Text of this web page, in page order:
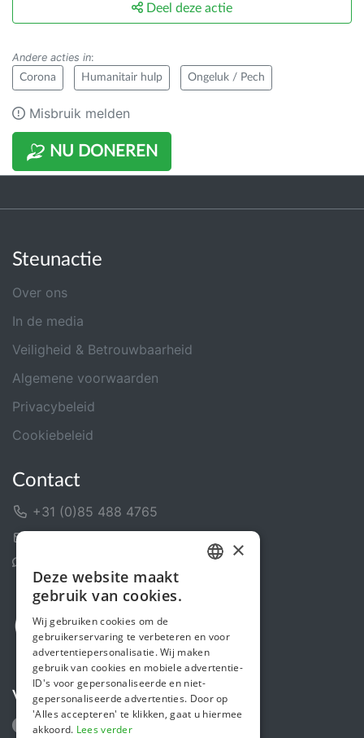
NU DONEREN
Deel deze actie
Andere acties in:
Corona Humanitair hulp Ongeluk / Pech
Misbruik melden
Steunactie
Over ons
In de media
Veiligheid & Betrouwbaarheid
Algemene voorwaarden
Privacybeleid
Cookiebeleid
Contact
+31 (0)85 488 4765
Volg ons
ENGLISH
×
Deze website maakt
gebruik van cookies.
Wij gebruiken cookies om de
gebruikerservaring te verbeteren en voor
advertentiepersonalisatie. Wij maken
gebruik van cookies en mobiele advertentie-
ID's voor gepersonaliseerde en niet-
gepersonaliseerde advertenties. Door op
'Alles accepteren' te klikken, gaat u hiermee
akkoord. Lees verder